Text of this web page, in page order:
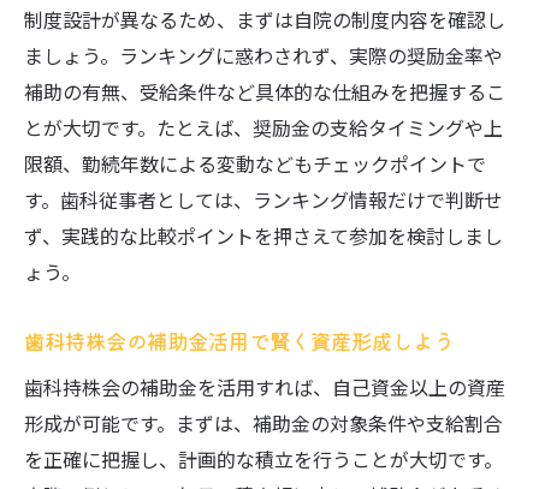
制度設計が異なるため、まずは自院の制度内容を確認し
ましょう。ランキングに惑わされず、実際の奨励金率や
補助の有無、受給条件など具体的な仕組みを把握するこ
とが大切です。たとえば、奨励金の支給タイミングや上
限額、勤続年数による変動などもチェックポイントで
す。歯科従事者としては、ランキング情報だけで判断せ
ず、実践的な比較ポイントを押さえて参加を検討しまし
ょう。
歯科持株会の補助金活用で賢く資産形成しよう
歯科持株会の補助金を活用すれば、自己資金以上の資産
形成が可能です。まずは、補助金の対象条件や支給割合
を正確に把握し、計画的な積立を行うことが大切です。